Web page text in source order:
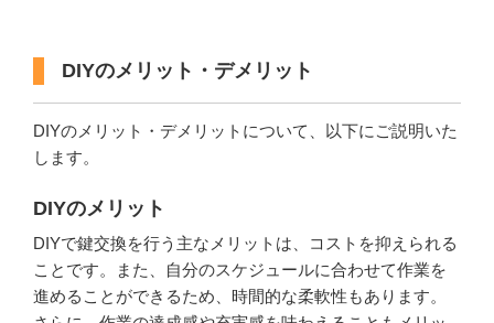
DIYのメリット・デメリット
DIYのメリット・デメリットについて、以下にご説明いた
します。
DIYのメリット
DIYで鍵交換を行う主なメリットは、コストを抑えられる
ことです。また、自分のスケジュールに合わせて作業を
進めることができるため、時間的な柔軟性もあります。